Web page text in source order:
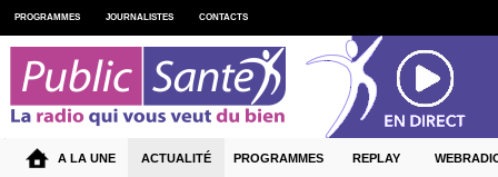
PROGRAMMES JOURNALISTES CONTACTS
A LA UNE ACTUALITÉ PROGRAMMES REPLAY